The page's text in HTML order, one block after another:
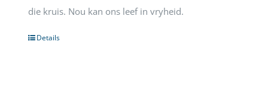
die kruis. Nou kan ons leef in vryheid.
Details